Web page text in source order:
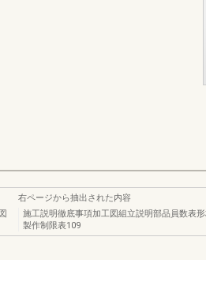
右ページから抽出された内容
施工説明徹底事項加工図組立説明部品員数表
製作制限表109